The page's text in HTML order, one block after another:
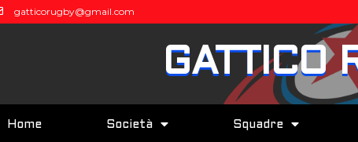
gatticorugby@gmail.com
GATTICO
Home Società Squadre